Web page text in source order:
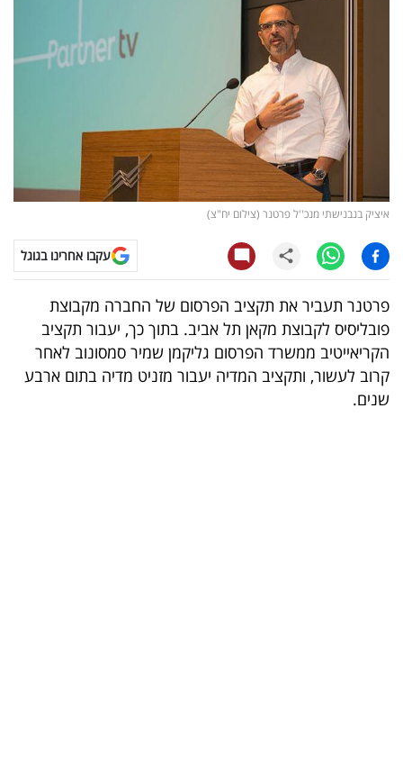
דעות
רכילות
עסקית
קריפטו
ויראלי
טלוויזיה
עסקי
ספורט
קריירה
איציק בנבנישתי מנכ''ל פרטנר (צילום יח"צ)
עקבו אחרינו בגוגל
פרטנר תעביר את תקציב הפרסום של החברה מקבוצת
פובליסיס לקבוצת מקאן תל אביב. בתוך כך, יעבור תקציב
הקריאייטיב ממשרד הפרסום גליקמן שמיר סמסונוב לאחר
קרוב לעשור, ותקציב המדיה יעבור מזניט מדיה בתום ארבע
שנים.